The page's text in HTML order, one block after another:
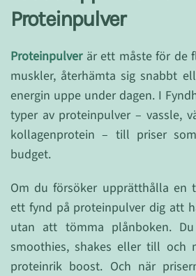
Proteinpulver
Proteinpulverär ett måste för de
muskler, återhämta sig snabbt
energin uppe under dagen. I
typer av proteinpulver – vassle,
kollagenprotein – till priser
budget.
Om du försöker upprätthålla en
ett fynd på proteinpulver dig att
utan att tömma plånboken.
smoothies, shakes eller till och
proteinrik boost. Och när